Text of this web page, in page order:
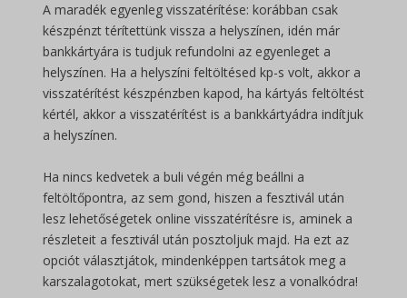
A maradék egyenleg visszatérítése: korábban csak
készpénzt térítettünk vissza a helyszínen, idén már
bankkártyára is tudjuk refundolni az egyenleget a
helyszínen. Ha a helyszíni feltöltésed kp-s volt, akkor a
visszatérítést készpénzben kapod, ha kártyás feltöltést
kértél, akkor a visszatérítést is a bankkártyádra indítjuk
a helyszínen.
Ha nincs kedvetek a buli végén még beállni a
feltöltőpontra, az sem gond, hiszen a fesztivál után
lesz lehetőségetek online visszatérítésre is, aminek a
részleteit a fesztivál után posztoljuk majd. Ha ezt az
opciót választjátok, mindenképpen tartsátok meg a
karszalagotokat, mert szükségetek lesz a vonalkódra!